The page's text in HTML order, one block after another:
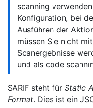
scanning
Konfiguration, bei
Ausführen der
müssen Sie nicht
Scanergebnisse
und als code
SARIF steht für Static
Format. Dies ist ein